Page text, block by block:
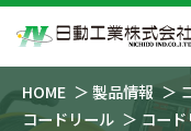
HOME 製品情報
コードリール
コー